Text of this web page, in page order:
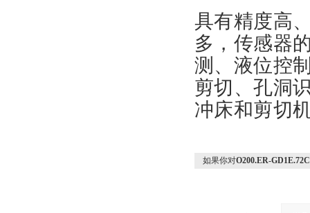
具有精度高
多，传感器
测、液位控
剪切、孔洞
冲床和剪切
如果你对O200.ER-